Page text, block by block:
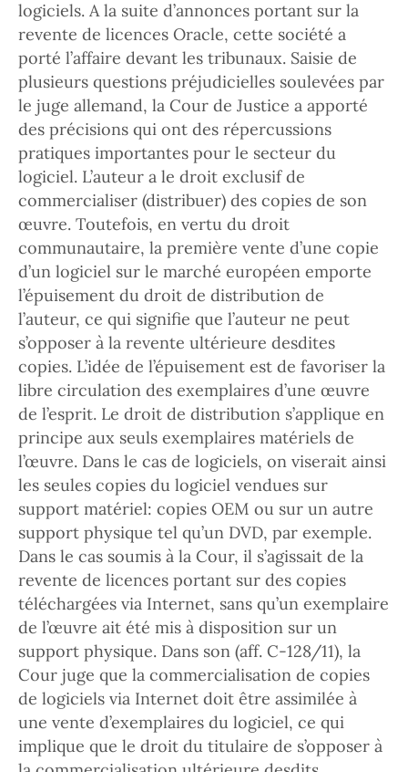
logiciels. A la suite d’annonces portant sur la
revente de licences Oracle, cette société a
porté l’affaire devant les tribunaux. Saisie de
plusieurs questions préjudicielles soulevées par
le juge allemand, la Cour de Justice a apporté
des précisions qui ont des répercussions
pratiques importantes pour le secteur du
logiciel. L’auteur a le droit exclusif de
commercialiser (distribuer) des copies de son
œuvre. Toutefois, en vertu du droit
communautaire, la première vente d’une copie
d’un logiciel sur le marché européen emporte
l’épuisement du droit de distribution de
l’auteur, ce qui signifie que l’auteur ne peut
s’opposer à la revente ultérieure desdites
copies. L’idée de l’épuisement est de favoriser la
libre circulation des exemplaires d’une œuvre
de l’esprit. Le droit de distribution s’applique en
principe aux seuls exemplaires matériels de
l’œuvre. Dans le cas de logiciels, on viserait ainsi
les seules copies du logiciel vendues sur
support matériel: copies OEM ou sur un autre
support physique tel qu’un DVD, par exemple.
Dans le cas soumis à la Cour, il s’agissait de la
revente de licences portant sur des copies
téléchargées via Internet, sans qu’un exemplaire
de l’œuvre ait été mis à disposition sur un
support physique. Dans son (aff. C-128/11), la
Cour juge que la commercialisation de copies
de logiciels via Internet doit être assimilée à
une vente d’exemplaires du logiciel, ce qui
implique que le droit du titulaire de s’opposer à